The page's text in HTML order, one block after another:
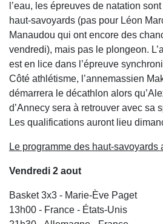
l’eau, les épreuves de natation
haut-savoyards (pas pour Léon
Manaudou qui ont encore des
vendredi), mais pas le plongeon.
est en lice dans l’épreuve
Côté athlétisme, l’annemassien
démarrera le décathlon alors
d’Annecy sera à retrouver avec sa
Les qualifications auront lieu
Le programme des haut-savoyards
Vendredi 2 aout
Basket 3x3 - Marie-Ève Paget
13h00 - France - États-Unis